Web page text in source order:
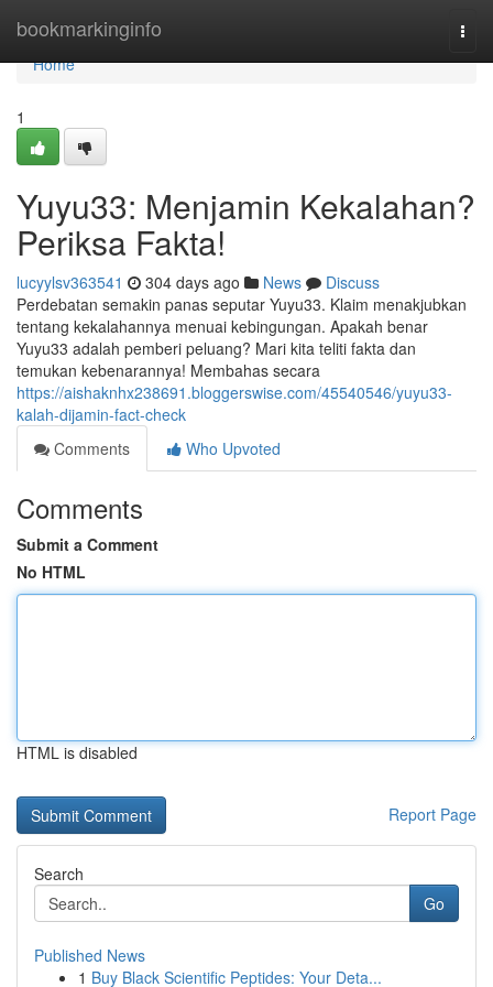
bookmarkinginfo
Home
Home
1
Yuyu33: Menjamin Kekalahan?
Periksa Fakta!
lucyylsv363541 304 days ago News
Discuss
Perdebatan semakin panas seputar Yuyu33. Klaim menakjubkan
tentang kekalahannya menuai kebingungan. Apakah benar
Yuyu33 adalah pemberi peluang? Mari kita teliti fakta dan
temukan kebenarannya! Membahas secara
https://aishaknhx238691.bloggerswise.com/45540546/yuyu33-
kalah-dijamin-fact-check
Comments
Who Upvoted
Comments
Submit a Comment
No HTML
HTML is disabled
Report Page
Search
Go
Published News
1 Buy Black Scientific Peptides: Your Deta...